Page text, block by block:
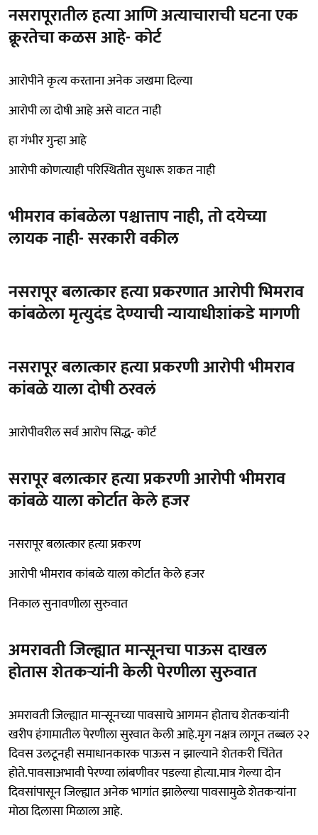
नसरापूरातील हत्या आणि अत्याचाराची घटना एक
क्रूरतेचा कळस आहे- कोर्ट
आरोपीने कृत्य करताना अनेक जखमा दिल्या
आरोपी ला दोषी आहे असे वाटत नाही
हा गंभीर गुन्हा आहे
आरोपी कोणत्याही परिस्थितीत सुधारू शकत नाही
भीमराव कांबळेला पश्चात्ताप नाही, तो दयेच्या
लायक नाही- सरकारी वकील
नसरापूर बलात्कार हत्या प्रकरणात आरोपी भिमराव
कांबळेला मृत्युदंड देण्याची न्यायाधीशांकडे मागणी
नसरापूर बलात्कार हत्या प्रकरणी आरोपी भीमराव
कांबळे याला दोषी ठरवलं
आरोपीवरील सर्व आरोप सिद्ध- कोर्ट
सरापूर बलात्कार हत्या प्रकरणी आरोपी भीमराव
कांबळे याला कोर्टात केले हजर
नसरापूर बलात्कार हत्या प्रकरण
आरोपी भीमराव कांबळे याला कोर्टात केले हजर
निकाल सुनावणीला सुरुवात
अमरावती जिल्ह्यात मान्सूनचा पाऊस दाखल
होतास शेतकऱ्यांनी केली पेरणीला सुरुवात
अमरावती जिल्ह्यात मान्सूनच्या पावसाचे आगमन होताच शेतकऱ्यांनी
खरीप हंगामातील पेरणीला सुरवात केली आहे.मृग नक्षत्र लागून तब्बल २२
दिवस उलटूनही समाधानकारक पाऊस न झाल्याने शेतकरी चिंतेत
होते.पावसाअभावी पेरण्या लांबणीवर पडल्या होत्या.मात्र गेल्या दोन
दिवसांपासून जिल्ह्यात अनेक भागांत झालेल्या पावसामुळे शेतकऱ्यांना
मोठा दिलासा मिळाला आहे.